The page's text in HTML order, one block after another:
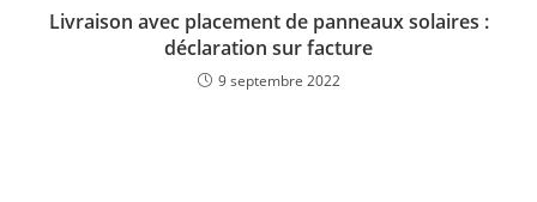
Livraison avec placement de panneaux solaires :
déclaration sur facture
9 septembre 2022